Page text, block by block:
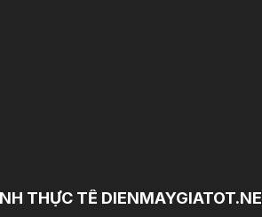
THỰC TẾ